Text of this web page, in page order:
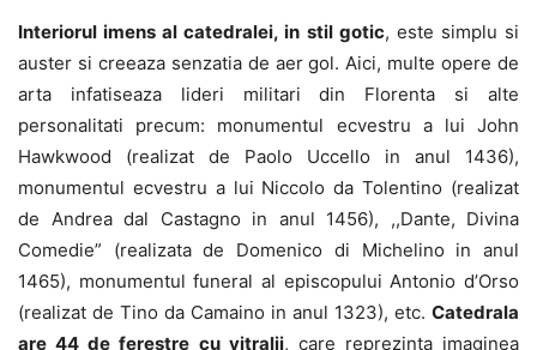
Interiorul imens al catedralei, in stil gotic, este simplu si
auster si creeaza senzatia de aer gol. Aici, multe opere de
arta infatiseaza lideri militari din Florenta si alte
personalitati precum: monumentul ecvestru a lui John
Hawkwood (realizat de Paolo Uccello in anul 1436),
monumentul ecvestru a lui Niccolo da Tolentino (realizat
de Andrea dal Castagno in anul 1456), ,,Dante, Divina
Comedie” (realizata de Domenico di Michelino in anul
1465), monumentul funeral al episcopului Antonio d’Orso
(realizat de Tino da Camaino in anul 1323), etc. Catedrala
are 44 de ferestre cu vitralii, care reprezinta imaginea